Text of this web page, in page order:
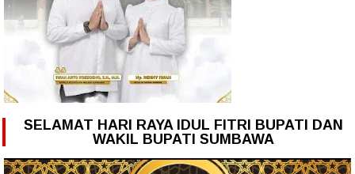
SELAMAT HARI RAYA IDUL FITRI BUPATI DAN
WAKIL BUPATI SUMBAWA